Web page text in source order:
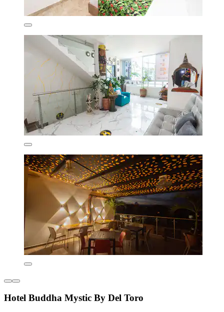
Hotel Buddha Mystic By Del Toro